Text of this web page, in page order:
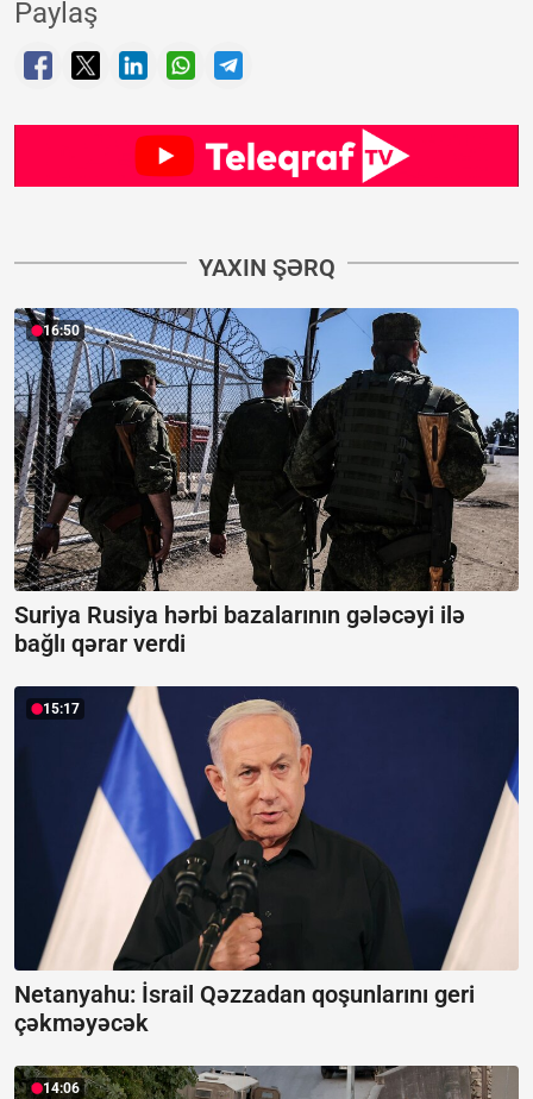
Paylaş
YAXIN ŞƏRQ
16:50
Suriya Rusiya hərbi bazalarının gələcəyi ilə
bağlı qərar verdi
15:17
Netanyahu: İsrail Qəzzadan qoşunlarını geri
çəkməyəcək
14:06